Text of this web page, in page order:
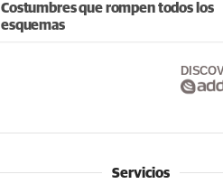
Costumbres que rompen todos los
esquemas
Servicios